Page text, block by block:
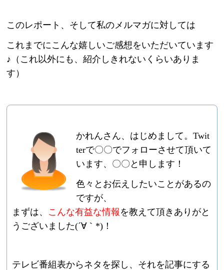
このレポート、そして私のメルマガに対しては
これまでにこんな嬉しいご感想をいただいています
♪（これ以外にも、紹介しきれないくらいありま
す）
かれんさん、はじめまして。Twit
terで〇〇でフォローさせて頂いて
います、〇〇と申します！
色々とお伝えしたいことがあるの
ですが、
まずは、 こんな有益な情報 を教えて頂きありがと
うございました(´∀｀*)！
テレビ番組表からネタを探し、それを記事にする